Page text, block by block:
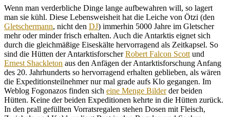
konserviert
Wenn man verderbliche Dinge lange aufbewahren will, so lagert
man sie kühl. Diese Lebensweisheit hat die Leiche von Ötzi (den
Gletschermann, nicht den DJ) immerhin 5000 Jahre im Gletscher
mehr oder minder frisch erhalten. Auch die Antarktis eignet sich
durch die gleichmäßige Eiseskälte hervorragend als Zeitkapsel. So
sind die Hütten der AntarktisforscherRobert Falcon Scott und
Ernest Shackleton aus den Anfägen der Antarktisforschung Anfang
des 20. Jahrhunderts so hervorragend erhalten geblieben, als wären
die Expeditionsteilnehmer nur mal grade aufs Klo gegangen. Im
Weblog Fogonazos finden sich eine Menge Bilderder beiden
Hütten. Keine der beiden Expeditionen kehrte in die Hütten zurück.
In den prall gefüllten Vorratsregalen stehen Dosen mit Fleisch,